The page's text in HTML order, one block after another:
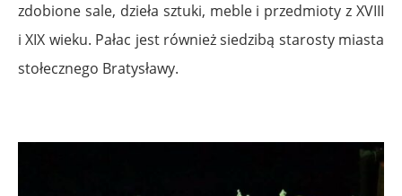
zdobione sale, dzieła sztuki, meble i przedmioty z XVIII
i XIX wieku. Pałac jest również siedzibą starosty miasta
stołecznego Bratysławy.